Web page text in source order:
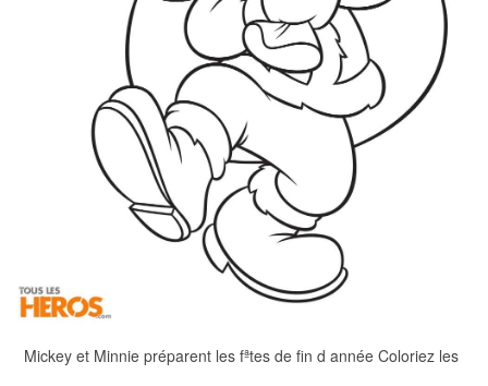
Mickey et Minnie préparent les fªtes de fin d année Coloriez les